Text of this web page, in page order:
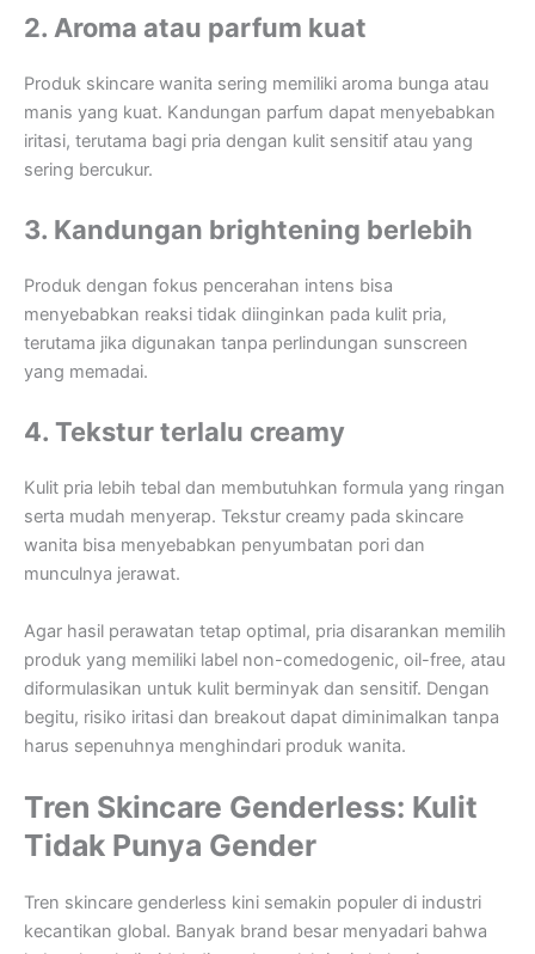
2. Aroma atau parfum kuat
Produk skincare wanita sering memiliki aroma bunga atau
manis yang kuat. Kandungan parfum dapat menyebabkan
iritasi, terutama bagi pria dengan kulit sensitif atau yang
sering bercukur.
3. Kandungan brightening berlebih
Produk dengan fokus pencerahan intens bisa
menyebabkan reaksi tidak diinginkan pada kulit pria,
terutama jika digunakan tanpa perlindungan sunscreen
yang memadai.
4. Tekstur terlalu creamy
Kulit pria lebih tebal dan membutuhkan formula yang ringan
serta mudah menyerap. Tekstur creamy pada skincare
wanita bisa menyebabkan penyumbatan pori dan
munculnya jerawat.
Agar hasil perawatan tetap optimal, pria disarankan memilih
produk yang memiliki label non-comedogenic, oil-free, atau
diformulasikan untuk kulit berminyak dan sensitif. Dengan
begitu, risiko iritasi dan breakout dapat diminimalkan tanpa
harus sepenuhnya menghindari produk wanita.
Tren Skincare Genderless: Kulit
Tidak Punya Gender
Tren skincare genderless kini semakin populer di industri
kecantikan global. Banyak brand besar menyadari bahwa